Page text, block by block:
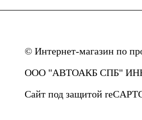
© Интернет-магазин по
ООО "АВТОАКБ СПБ" ИНН:
Сайт под защитой